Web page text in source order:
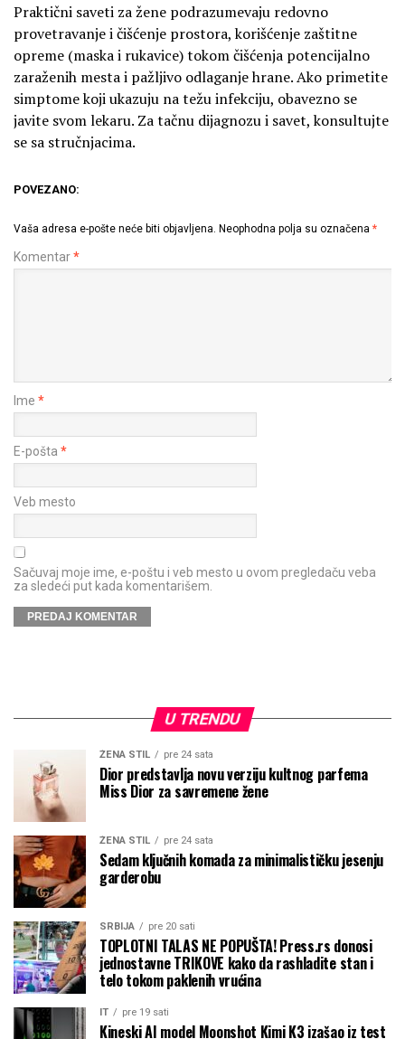
Praktični saveti za žene podrazumevaju redovno
provetravanje i čišćenje prostora, korišćenje zaštitne
opreme (maska i rukavice) tokom čišćenja potencijalno
zaraženih mesta i pažljivo odlaganje hrane. Ako primetite
simptome koji ukazuju na težu infekciju, obavezno se
javite svom lekaru. Za tačnu dijagnozu i savet, konsultujte
se sa stručnjacima.
POVEZANO:
Vaša adresa e-pošte neće biti objavljena. Neophodna polja su označena *
Komentar*
Ime *
E-pošta *
Veb mesto
Sačuvaj moje ime, e-poštu i veb mesto u ovom pregledaču veba
za sledeći put kada komentarišem.
U TRENDU
ŽENA STIL pre 24 sata
Dior predstavlja novu verziju kultnog parfema
Miss Dior za savremene žene
ŽENA STIL pre 24 sata
Sedam ključnih komada za minimalističku jesenju
garderobu
SRBIJA pre 20 sati
TOPLOTNI TALAS NE POPUŠTA! Press.rs donosi
jednostavne TRIKOVE kako da rashladite stan i
telo tokom paklenih vrućina
IT pre 19 sati
Kineski AI model Moonshot Kimi K3 izašao iz test